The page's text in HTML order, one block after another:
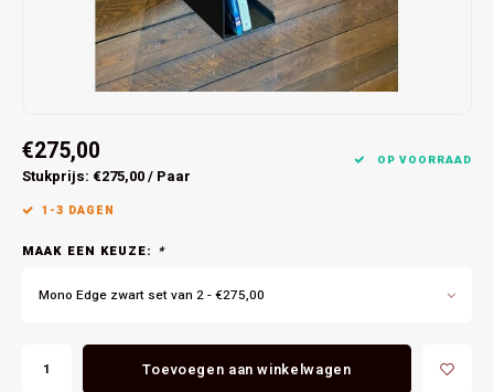
Bespoke exhaust Defender
€275,00
Stukprijs: €275,00 / Paar
OP VOORRAAD
1-3 DAGEN
MAAK EEN KEUZE: *
Mono Edge zwart set van 2 - €275,00
Toevoegen aan winkelwagen